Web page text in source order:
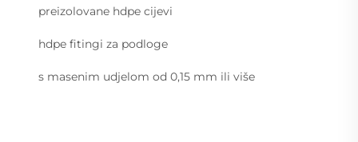
preizolovane hdpe cijevi
hdpe fitingi za podloge
s masenim udjelom od 0,15 mm ili više